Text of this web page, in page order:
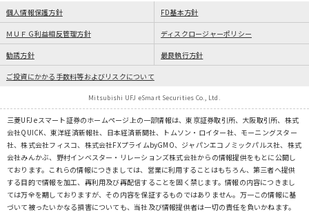
個人情報保護方針 FD基本方針
ＭＵＦＧ利益相反管理方針 ディスクロージャーポリシー
勧誘方針 最良執行方針
ご投資にかかる手数料等およびリスクについて
Mitsubishi UFJ eSmart Securities Co., Ltd.
三菱UFJ eスマート証券のホームページ上の一部情報は、東京証券取引所、大阪取引所、株式
会社QUICK、東洋経済新報社、日本経済新聞社、トムソン・ロイター社、モーニングスター
社、株式会社フィスコ、株式会社FXプライムbyGMO、ジャパンエコノミックパルス社、株式
会社みんかぶ、野村インベスター・リレーションズ株式会社からの情報提供をもとに公開し
ております。これらの情報につきましては、営業に利用することはもちろん、第三者へ提供
する目的で情報を加工、再利用及び再配信することを固く禁じます。情報の内容につきまし
ては万全を期しておりますが、その内容を保証するものではありません。万一この情報に基
づいて被ったいかなる損害についても、当社及び情報提供者は一切の責任を負いかねます。